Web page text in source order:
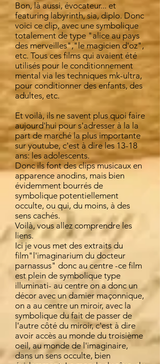
Bon, là aussi, évocateur... et
featuring labyrinth, sia, diplo. Donc
voici ce clip, avec une symbolique
totalement de type "alice au pays
des merveilles","le magicien d'oz",
etc. Tous ces films qui avaient été
utilisés pour le conditionnement
mental via les techniques mk-ultra,
pour conditionner des enfants, des
adultes, etc.
Et voilà, ils ne savent plus quoi faire
aujourd'hui pour s'adresser à la la
part de marché la plus importante
sur youtube, c'est à dire les 13-18
ans: les adolescents.
Donc ils font des clips musicaux en
apparence anodins, mais bien
évidemment bourrés de
symbolique potentiellement
occulte, ou qui, du moins, à des
sens cachés.
Voilà, vous allez comprendre les
liens.
Ici je vous met des extraits du
film"l'imaginarium du docteur
parnassus" donc au centre -ce film
est plein de symbolique type
illuminati- au centre on a donc un
décor avec un damier maçonnique,
on a au centre un miroir, avec la
symbolique du fait de passer de
l'autre côté du miroir, c'est à dire
avoir accès au monde du troisième
oeil, au monde de l'imaginaire,
dans un sens occulte, bien